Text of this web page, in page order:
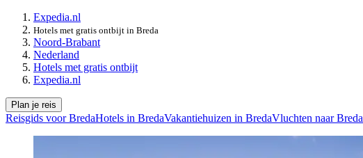
Expedia.nl
Hotels met gratis ontbijt in Breda
Noord-Brabant
Nederland
Hotels met gratis ontbijt
Expedia.nl
Plan je reis
Reisgids voor BredaHotels in BredaVakantiehuizen in BredaVluchten naar Breda